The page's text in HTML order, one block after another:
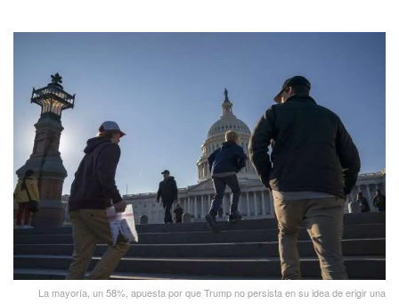
La mayoría, un 58%, apuesta por que Trump no persista en su idea de erigir una